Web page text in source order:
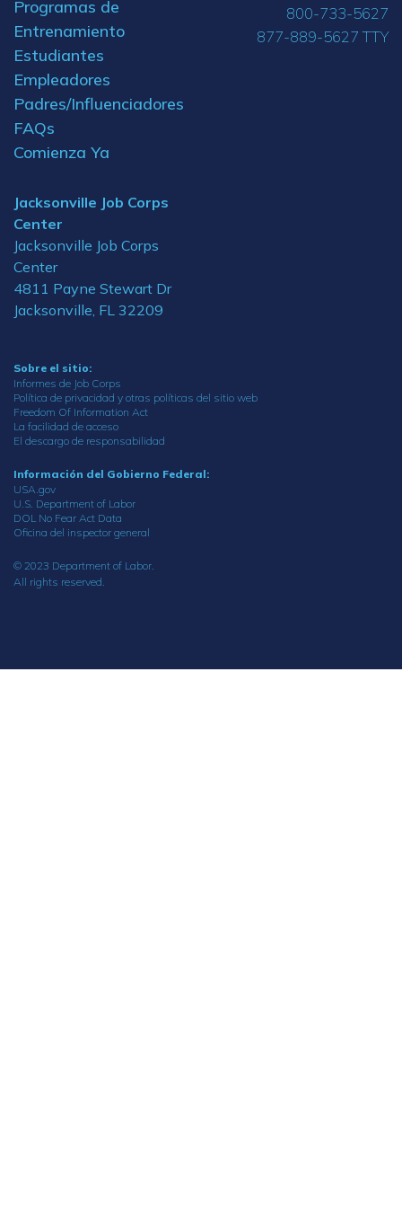
Programas de
Entrenamiento
Estudiantes
Empleadores
Padres/Influenciadores
FAQs
Comienza Ya
Jacksonville Job Corps
Center
Jacksonville Job Corps
Center
4811 Payne Stewart Dr
Jacksonville, FL 32209
800-733-5627
877-889-5627 TTY
Sobre el sitio:
Informes de Job Corps
Política de privacidad y otras políticas del sitio web
Freedom Of Information Act
La facilidad de acceso
El descargo de responsabilidad
Información del Gobierno Federal:
USA.gov
U.S. Department of Labor
DOL No Fear Act Data
Oficina del inspector general
© 2023 Department of Labor.
All rights reserved.